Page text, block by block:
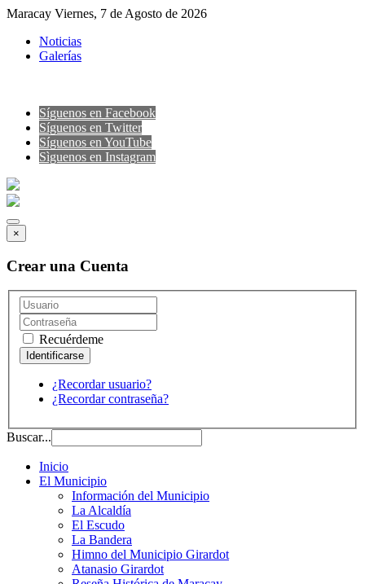
Maracay Viernes, 7 de Agosto de 2026
Noticias
Galerías
Síguenos en Facebook
Síguenos en Twitter
Síguenos en YouTube
Sìguenos en Instagram
×
Crear una Cuenta
Recuérdeme
¿Recordar usuario?
¿Recordar contraseña?
Buscar...
Inicio
El Municipio
Información del Municipio
La Alcaldía
El Escudo
La Bandera
Himno del Municipio Girardot
Atanasio Girardot